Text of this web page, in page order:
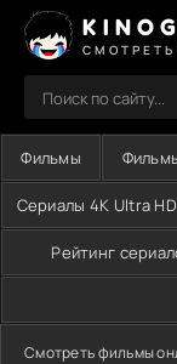
Фильмы
Сериалы 4K Ultra HD
Рейтинг
Смотреть фильмы